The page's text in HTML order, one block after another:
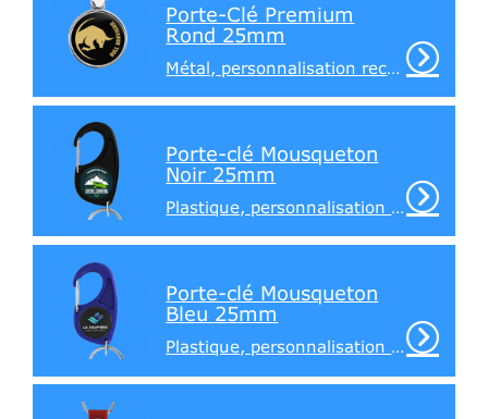
Porte-Clé Premium
Rond 25mm
Métal, personnalisation recto / verso
Porte-clé Mousqueton
Noir 25mm
Plastique, personnalisation recto / verso
Porte-clé Mousqueton
Bleu 25mm
Plastique, personnalisation recto / verso